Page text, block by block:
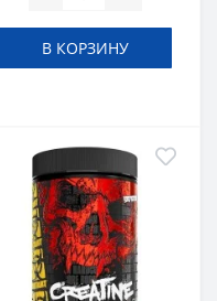
В КОРЗИНУ